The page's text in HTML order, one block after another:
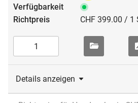
CHF 399.00 / 1
Details anzeigen